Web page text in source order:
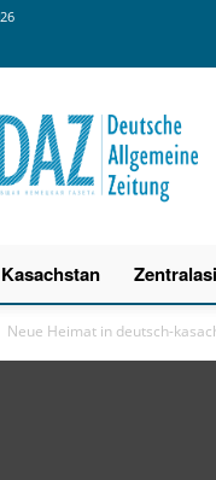
Deutsche
Allgemeine
Zeitung
Kasachstan
Neue Heimat in deutsch-